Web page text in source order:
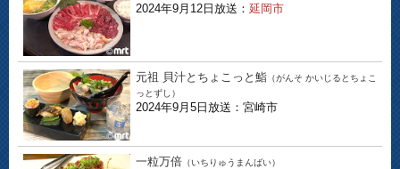
2024年9月12日放送： 延岡市
元祖 貝汁とちょこっと鮨 （がんそ かいじるとちょこ
っとずし）
2024年9月5日放送：宮崎市
一粒万倍 （いちりゅうまんばい）